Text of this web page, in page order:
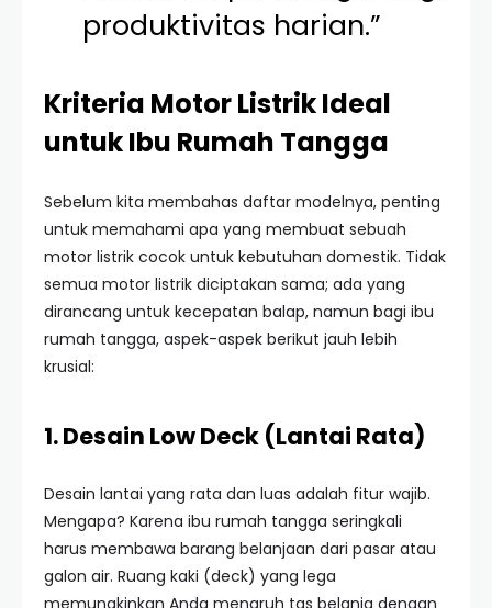
produktivitas harian.”
Kriteria Motor Listrik Ideal
untuk Ibu Rumah Tangga
Sebelum kita membahas daftar modelnya, penting
untuk memahami apa yang membuat sebuah
motor listrik cocok untuk kebutuhan domestik. Tidak
semua motor listrik diciptakan sama; ada yang
dirancang untuk kecepatan balap, namun bagi ibu
rumah tangga, aspek-aspek berikut jauh lebih
krusial:
1. Desain Low Deck (Lantai Rata)
Desain lantai yang rata dan luas adalah fitur wajib.
Mengapa? Karena ibu rumah tangga seringkali
harus membawa barang belanjaan dari pasar atau
galon air. Ruang kaki (deck) yang lega
memungkinkan Anda menaruh tas belanja dengan